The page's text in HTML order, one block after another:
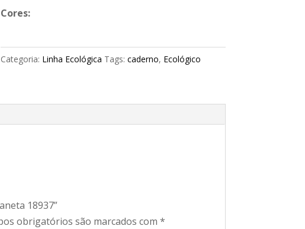
Cores:
Categoria: Linha Ecológica Tags: caderno, Ecológico
18937”
obrigatórios são marcados com *